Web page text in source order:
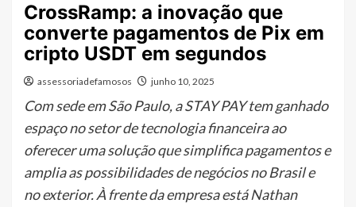
CrossRamp: a inovação que
converte pagamentos de Pix em
cripto USDT em segundos
assessoriadefamosos junho 10, 2025
Com sede em São Paulo, a STAY PAY tem ganhado
espaço no setor de tecnologia financeira ao
oferecer uma solução que simplifica pagamentos e
amplia as possibilidades de negócios no Brasil e
no exterior. À frente da empresa está Nathan